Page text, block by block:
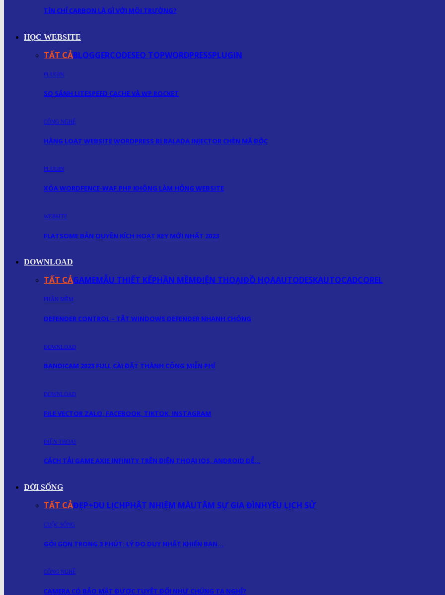
TÍN CHỈ CARBON LÀ GÌ VỚI MÔI TRƯỜNG?
HỌC WEBSITE
TẤT CẢBLOGGERCODESEO TOPWORDPRESSPLUGIN
PLUGIN
SO SÁNH LITESPEED CACHE VÀ WP ROCKET
CÔNG NGHỆ
HÀNG LOẠT WEBSITE WORDPRESS BỊ BALADA INJECTOR CHÈN MÃ ĐỘC
PLUGIN
XÓA WORDFENCE-WAF.PHP KHÔNG LÀM HỎNG WEBSITE
WEBSITE
FLATSOME BẢN QUYỀN KÍCH HOẠT KEY MỚI NHẤT 2023
DOWNLOAD
TẤT CẢGAMEMẪU THIẾT KẾPHẦN MỀMĐIỆN THOẠIĐỒ HỌAAUTODESKAUTOCADCOREL
PHẦN MỀM
DEFENDER CONTROL – TẮT WINDOWS DEFENDER NHANH CHÓNG
DOWNLOAD
BANDICAM 2023 FULL CÀI ĐẶT THÀNH CÔNG MIỄN PHÍ
DOWNLOAD
FILE VECTOR ZALO, FACEBOOK, TIKTOK, INSTAGRAM
ĐIỆN THOẠI
CÁCH TẢI GAME AXIE INFINITY TRÊN ĐIỆN THOẠI IOS, ANDROID DỄ…
ĐỜI SỐNG
TẤT CẢĐẸP+DU LỊCHPHẬT NHIỆM MÀUTÂM SỰ GIA ĐÌNHYÊU LỊCH SỬ
CUỘC SỐNG
GÓI GỌN TRONG 3 PHÚT: LÝ DO DUY NHẤT KHIẾN BẠN…
CÔNG NGHỆ
CAMERA CÓ BẢO MẬT ĐƯỢC TUYỆT ĐỐI NHƯ CHÚNG TA NGHĨ?